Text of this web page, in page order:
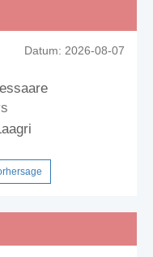
Datum: 2026-08-07